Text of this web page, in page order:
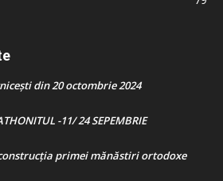
din 20 octombrie 2024
-11/ 24 SEPEMBRIE
primei mănăstiri ortodoxe